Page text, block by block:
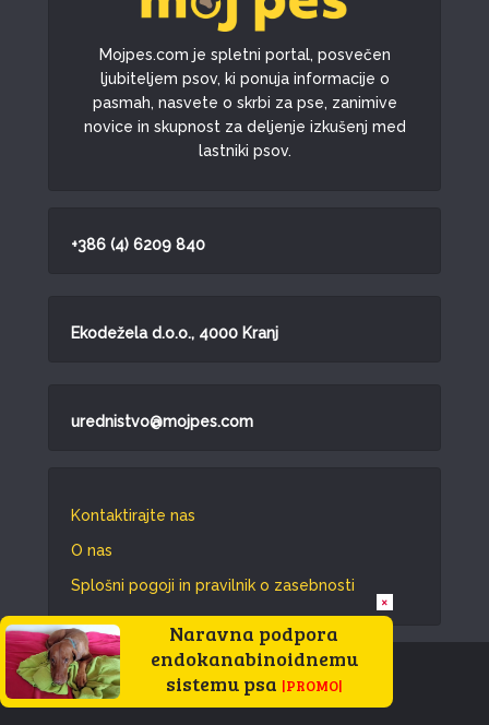
Mojpes.com je spletni portal, posvečen
ljubiteljem psov, ki ponuja informacije o
pasmah, nasvete o skrbi za pse, zanimive
novice in skupnost za deljenje izkušenj med
lastniki psov.
+386 (4) 6209 840
Ekodežela d.o.o., 4000 Kranj
urednistvo@mojpes.com
Kontaktirajte nas
O nas
Splošni pogoji in pravilnik o zasebnosti
Vse pravice pridržane © 2026.
×
Naravna podpora
endokanabinoidnemu
sistemu psa |PROMO|